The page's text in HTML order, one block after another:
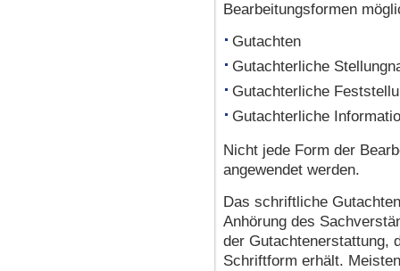
Bearbeitungsformen
Gutachten
Gutachterliche
Gutachterliche
Gutachterliche
Nicht jede Form der
angewendet werden.
Das schriftliche
Anhörung des
der Gutachtenerstattung,
Schriftform erhält.